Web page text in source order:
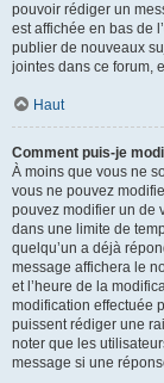
pouvoir rédiger un
est affichée en bas de
publier de nouveaux
jointes dans ce forum,
Haut
Comment puis-je
À moins que vous ne
vous ne pouvez
pouvez modifier un de
dans une limite de
quelqu’un a déjà
message affichera le
et l’heure de la
modification effectuée
puissent rédiger une
noter que les
message si une